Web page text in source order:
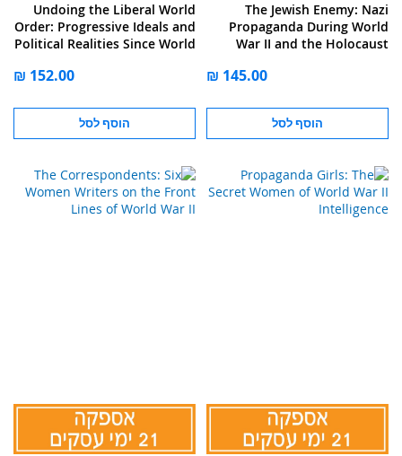
The Jewish Enemy: Nazi
Propaganda During World
War II and the Holocaust
הוסף לסל
Undoing the Liberal World
Order: Progressive Ideals and
Political Realities Since World
הוסף לסל